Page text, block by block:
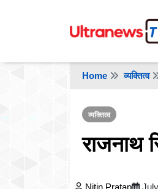
Home व्यक्तित्व
व्यक्तित्व
राजनाथ